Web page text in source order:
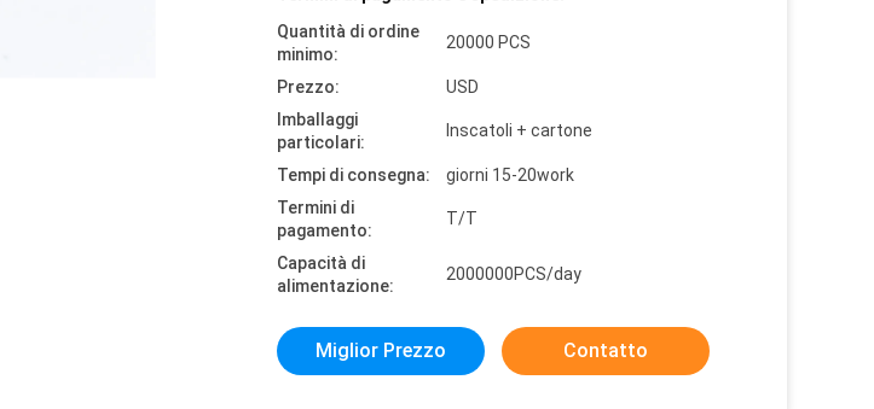
Quantità di ordine
minimo:
20000 PCS
Prezzo:
USD
Imballaggi
particolari:
Inscatoli + cartone
Tempi di consegna:
giorni 15-20work
Termini di
pagamento:
T/T
Capacità di
alimentazione:
2000000PCS/day
Miglior Prezzo Contatto